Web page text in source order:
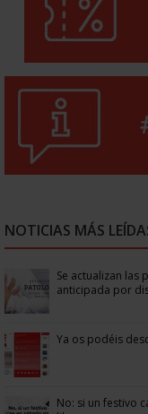
NOTICIAS MÁS
Se actualizan las
anticipada por
Ya os podéis
No: si un festivo